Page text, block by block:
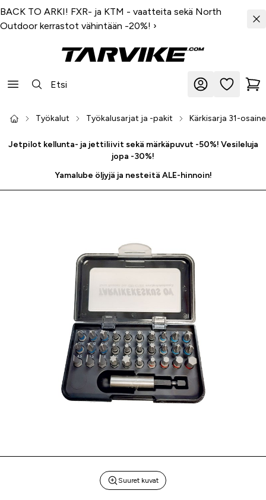
BACK TO ARKI! FXR- ja KTM - vaatteita sekä North
Outdoor kerrastot vähintään -20%! ›
Työkalut Työkalusarjat ja -pakit Kärkisarja 31-
Jetpilot kellunta- ja jettiliivit sekä märkäpuvut -50%! Vesileluja
jopa -30%!
Yamalube öljyjä ja nesteitä ALE-hinnoin!
Suuret kuvat